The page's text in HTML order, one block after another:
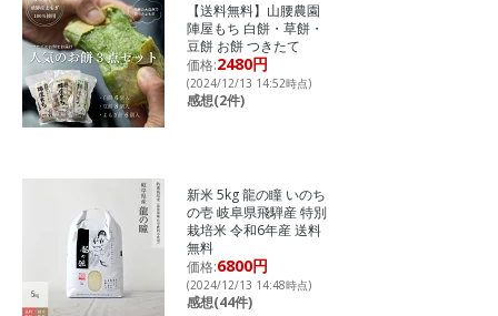
【送料無料】山腰農園
陣屋もち 白餅・草餅・
豆餅 お餅 つきたて
価格:2480円
(2024/12/13 14:52時点)
感想(2件)
新米 5kg 龍の瞳 いのち
の壱 岐阜県飛騨産 特別
栽培米 令和6年産 送料
無料
価格:6800円
(2024/12/13 14:48時点)
感想(44件)